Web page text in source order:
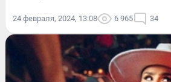
24 февраля, 2024, 13:08 6 965 34